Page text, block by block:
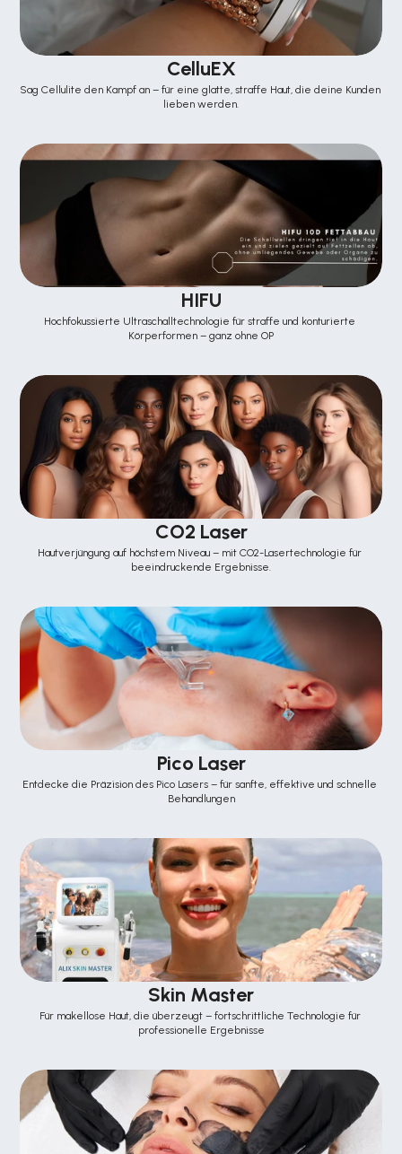
CelluEX
Sag Cellulite den Kampf an – für eine glatte, straffe Haut, die deine Kunden
lieben werden.
HIFU
Hochfokussierte Ultraschalltechnologie für straffe und konturierte
Körperformen – ganz ohne OP
CO2 Laser
Hautverjüngung auf höchstem Niveau – mit CO2-Lasertechnologie für
beeindruckende Ergebnisse.
Pico Laser
Entdecke die Präzision des Pico Lasers – für sanfte, effektive und schnelle
Behandlungen
Skin Master
Für makellose Haut, die überzeugt – fortschrittliche Technologie für
professionelle Ergebnisse